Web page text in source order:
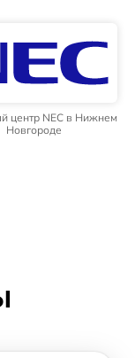
центр NEC в Нижнем
Новгороде